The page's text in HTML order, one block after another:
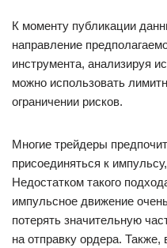
К моменту публикации
направление
инструмента, анализируя
можно использовать
ограничении рисков.
Многие трейдеры
присоединяться к
Недостатком такого
импульсное движение
потерять значительную
на отправку ордера.